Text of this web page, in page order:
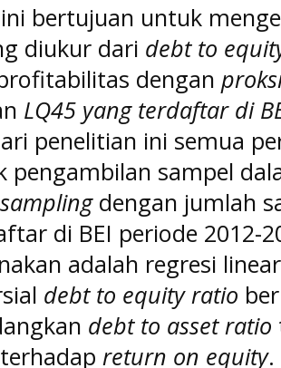
bertujuan untuk
diukur dari debt to
dengan
LQ45 yang terdaftar di
penelitian ini semua
pengambilan sampel
dengan jumlah
di BEI periode 2012-
adalah regresi
debt to equity ratio
debt to asset ratio
return on equity.